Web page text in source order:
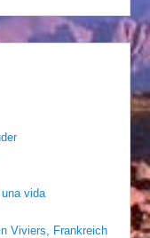
vida
Viviers, Frankreich